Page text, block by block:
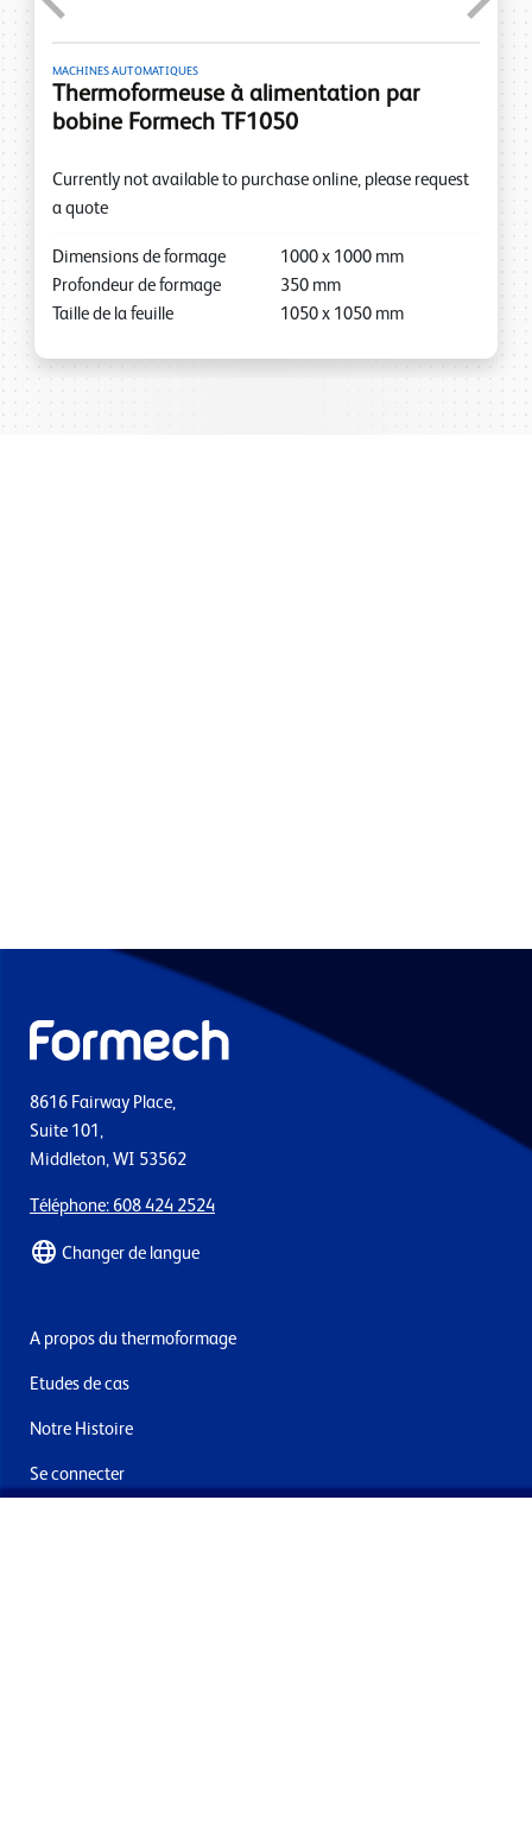
MACHINES AUTOMATIQUES
Thermoformeuse à alimentation par
bobine Formech TF1050
Currently not available to purchase online, please request
a quote
Dimensions de formage 1000 x 1000 mm
Profondeur de formage
350 mm
Taille de la feuille
1050 x 1050 mm
Previous Next
8616 Fairway Place,
Suite 101,
Middleton, WI 53562
Téléphone: 608 424 2524
Changer de langue
A propos du thermoformage
Etudes de cas
Notre Histoire
Se connecter